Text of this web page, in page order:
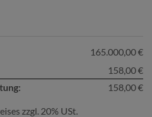
165.000,00 €
158,00 €
158,00 €
zzgl. 20% USt.